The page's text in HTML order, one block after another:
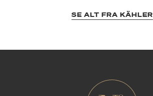
SE ALT FRA KÄHLER